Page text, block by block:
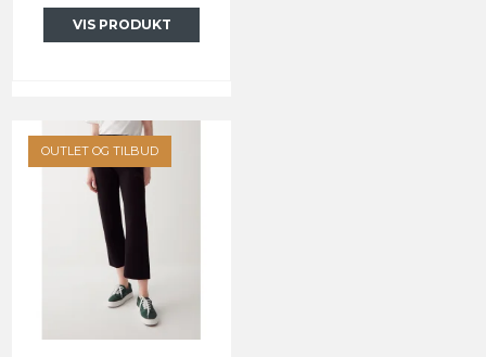
VIS PRODUKT
OUTLET OG TILBUD